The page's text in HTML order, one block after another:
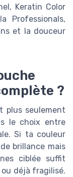
Keratin Color
Professionals,
et la douceur
?
plus seulement
le choix entre
Si ta couleur
brillance mais
ciblée suffit
déjà fragilisé.